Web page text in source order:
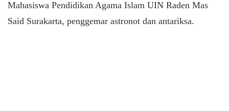
Mahasiswa Pendidikan Agama Islam UIN Raden Mas
Said Surakarta, penggemar astronot dan antariksa.